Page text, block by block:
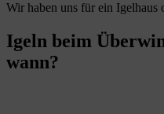
Wir haben uns für ein Igelhaus
Igeln beim
wann?